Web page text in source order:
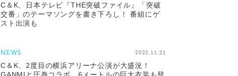
C＆K、日本テレビ『THE突破ファイル』「突破
交番」のテーマソングを書き下ろし！ 番組にゲ
スト出演も
NEWS 2022.11.21
C＆K、2度目の横浜アリーナ公演が大盛況！
GANMIと圧巻コラボ、6メートルの巨大衣装も登